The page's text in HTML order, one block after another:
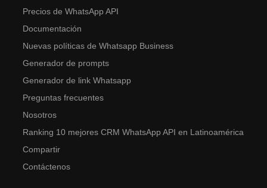
Precios de WhatsApp API
Documentación
Nuevas políticas de Whatsapp Business
Generador de prompts
Generador de link Whatsapp
Preguntas frecuentes
Nosotros
Ranking 10 mejores CRM WhatsApp API en Latinoamérica
Compartir
Contáctenos